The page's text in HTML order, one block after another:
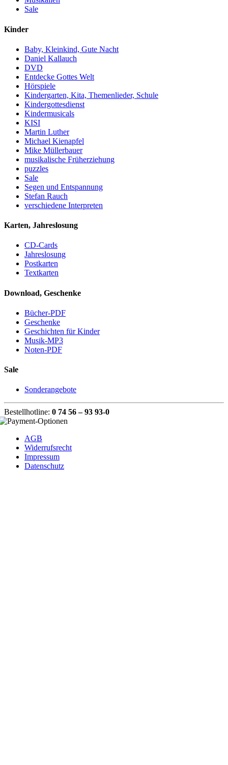
Sale
Kinder
Baby, Kleinkind, Gute Nacht
Daniel Kallauch
DVD
Entdecke Gottes Welt
Hörspiele
Kindergarten, Kita, Themenlieder, Schule
Kindergottesdienst
Kindermusicals
KISI
Martin Luther
Michael Kienapfel
Mike Müllerbauer
musikalische Früherziehung
puzzles
Sale
Segen und Entspannung
Stefan Rauch
verschiedene Interpreten
Karten, Jahreslosung
CD-Cards
Jahreslosung
Postkarten
Textkarten
Download, Geschenke
Bücher-PDF
Geschenke
Geschichten für Kinder
Musik-MP3
Noten-PDF
Sale
Sonderangebote
Bestellhotline: 0 74 56 – 93 93-0
AGB
Widerrufsrecht
Impressum
Datenschutz